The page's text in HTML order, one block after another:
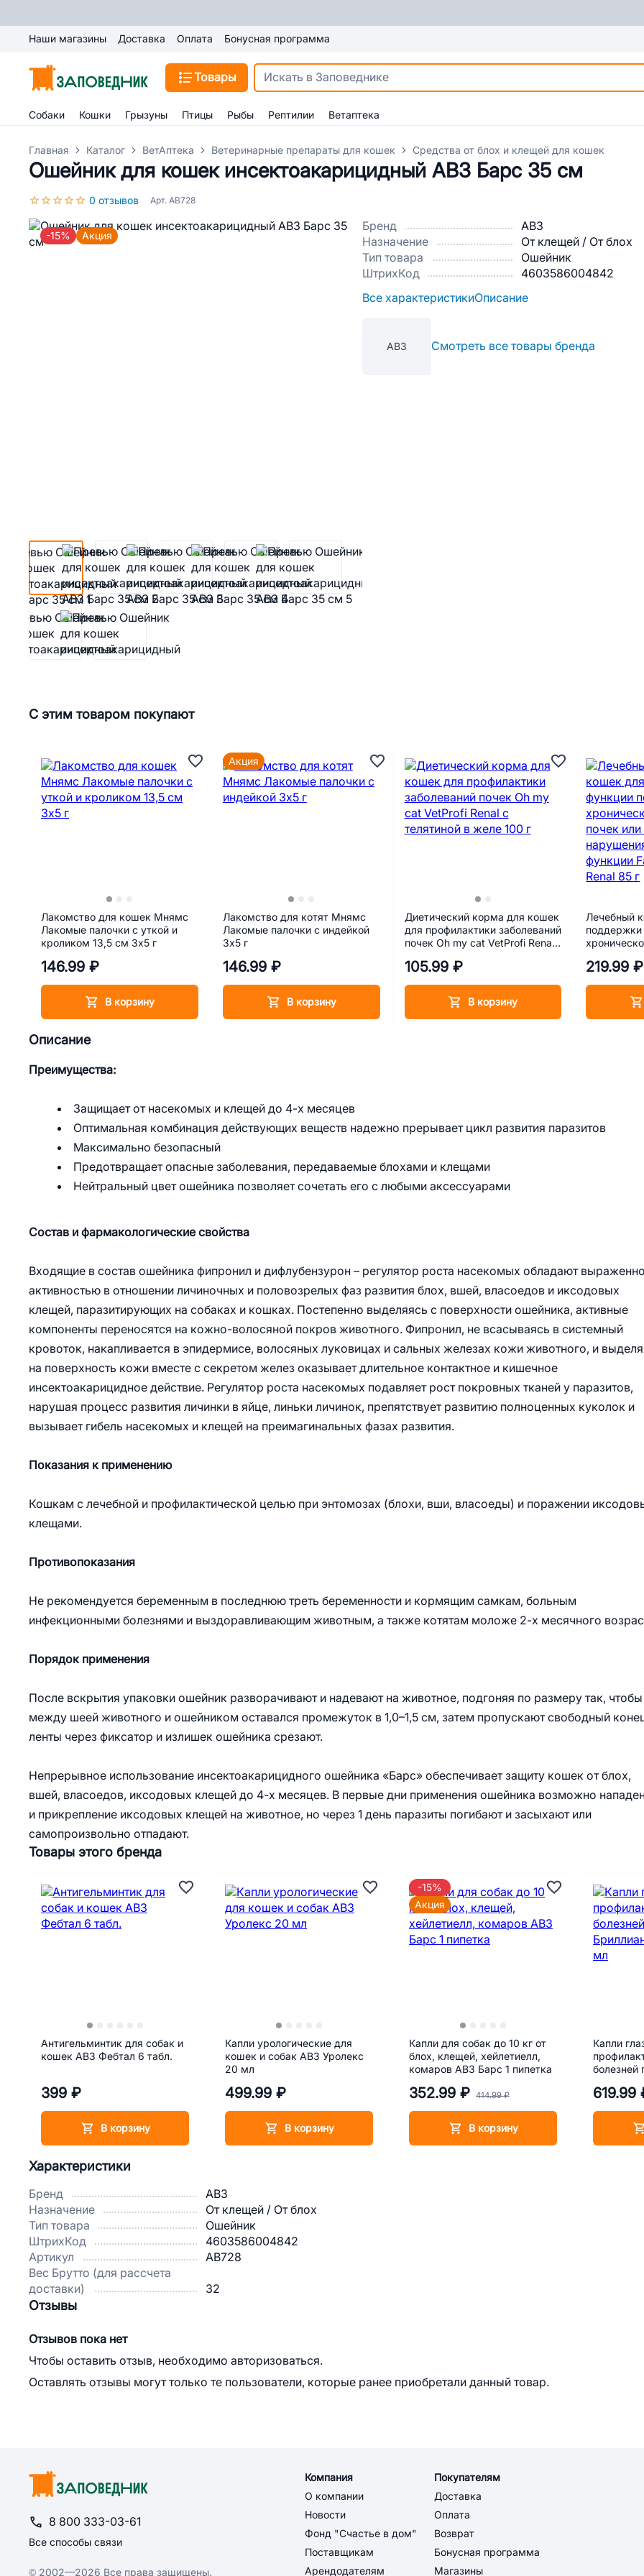
Наши магазины Доставка Оплата Бонусная программа
Товары
Собаки Кошки Грызуны Птицы Рыбы Рептилии Ветаптека
Главная Каталог ВетАптека Ветеринарные препараты для кошек Средства от блох и клещей для кошек
Ошейник для кошек инсектоакарицидный АВЗ Барс 35 см
0 отзывов Арт. AB728
-15% Акция
Бренд
АВЗ
Назначение
От клещей / От блох
Тип товара
Ошейник
ШтрихКод
4603586004842
Все характеристикиОписание
АВЗ Смотреть все товары бренда
Описание
Преимущества:
Защищает от насекомых и клещей до 4-х месяцев
Оптимальная комбинация действующих веществ надежно прерывает цикл развития паразитов
Максимально безопасный
Предотвращает опасные заболевания, передаваемые блохами и клещами
Нейтральный цвет ошейника позволяет сочетать его с любыми аксессуарами
Состав и фармакологические свойства
Входящие в состав ошейника фипронил и дифлубензурон – регулятор роста насекомых обладают
активностью в отношении личиночных и половозрелых фаз развития блох, вшей, власоедов и иксодовых
клещей, паразитирующих на собаках и кошках. Постепенно выделяясь с поверхности ошейника, активные
компоненты переносятся на кожно-волосяной покров животного. Фипронил, не всасываясь в системный
кровоток, накапливается в эпидермисе, волосяных луковицах и сальных железах кожи животного, и
на поверхность кожи вместе с секретом желез оказывает длительное контактное и кишечное
инсектоакарицидное действие. Регулятор роста насекомых подавляет рост покровных тканей у паразитов,
нарушая процесс развития личинки в яйце, линьки личинок, препятствует развитию полноценных куколок и
вызывает гибель насекомых и клещей на преимагинальных фазах развития.
Показания к применению
Кошкам с лечебной и профилактической целью при энтомозах (блохи, вши, власоеды) и поражении
клещами.
Противопоказания
Не рекомендуется беременным в последнюю треть беременности и кормящим самкам, больным
инфекционными болезнями и выздоравливающим животным, а также котятам моложе 2-х месячного
Порядок применения
После вскрытия упаковки ошейник разворачивают и надевают на животное, подгоняя по размеру так, чтобы
между шеей животного и ошейником оставался промежуток в 1,0–1,5 см, затем пропускают свободный
ленты через фиксатор и излишек ошейника срезают.
Непрерывное использование инсектоакарицидного ошейника «Барс» обеспечивает защиту кошек от блох,
вшей, власоедов, иксодовых клещей до 4-х месяцев. В первые дни применения ошейника возможно
и прикрепление иксодовых клещей на животное, но через 1 день паразиты погибают и засыхают или
самопроизвольно отпадают.
С этим товаром покупают
Лакомство для кошек Мнямс
Лакомые палочки с уткой и
кроликом 13,5 см 3х5 г
146.99 ₽
В корзину
Лакомство для котят Мнямс
Лакомые палочки с индейкой
3х5 г
146.99 ₽
В корзину
Акция
Диетический корма для кошек
для профилактики заболеваний
почек Oh my cat VetProfi Renal
105.99 ₽
В корзину
Лечебный
поддержки
219.99 ₽
Товары этого бренда
Антигельминтик для собак и
кошек АВЗ Фебтал 6 табл.
399 ₽
В корзину
Капли урологические для
кошек и собак АВЗ Уролекс
20 мл
499.99 ₽
В корзину
Капли для собак до 10 кг от
блох, клещей, хейлетиелл,
комаров АВЗ Барс 1 пипетка
352.99 ₽ 414.99 ₽
В корзину
-15%
Акция
Капли
болезней
619.99
Характеристики
Бренд
АВЗ
Назначение
От клещей / От блох
Тип товара
Ошейник
ШтрихКод
4603586004842
Артикул
AB728
Вес Брутто (для рассчета
доставки)
32
Отзывы
Отзывов пока нет
Чтобы оставить отзыв, необходимо авторизоваться.
Оставлять отзывы могут только те пользователи, которые ранее приобретали данный товар.
8 800 333-03-61
Все способы связи
© 2002—2026 Все права защищены.
Компания
О компании
Новости
Фонд "Счастье в дом"
Поставщикам
Арендодателям
Покупателям
Доставка
Оплата
Возврат
Бонусная программа
Магазины